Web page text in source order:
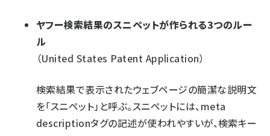
ヤフー検索結果のスニペットが作られる3つのルー
ル
（United States Patent Application）
検索結果で表示されたウェブページの簡潔な説明文
を「スニペット」と呼ぶ。スニペットには、meta
descriptionタグの記述が使われやすいが、検索キー